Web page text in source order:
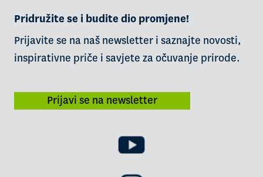
Pridružite se i budite dio promjene!
Prijavite se na naš newsletter i saznajte novosti,
inspirativne priče i savjete za očuvanje prirode.
Prijavi se na newsletter